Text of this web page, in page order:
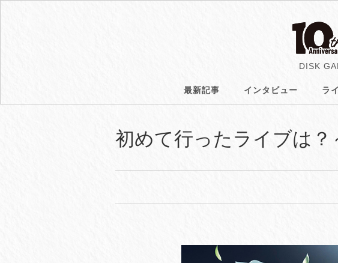
DISK
最新記事 インタビュー ラ
初めて行ったライブは？